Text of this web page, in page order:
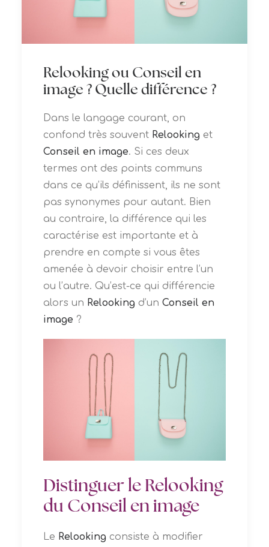
Relooking ou Conseil en
image ? Quelle différence ?
Dans le langage courant, on
confond très souvent Relooking et
Conseil en image. Si ces deux
termes ont des points communs
dans ce qu’ils définissent, ils ne sont
pas synonymes pour autant. Bien
au contraire, la différence qui les
caractérise est importante et à
prendre en compte si vous êtes
amenée à devoir choisir entre l’un
ou l’autre. Qu’est-ce qui différencie
alors un Relooking d’un Conseil en
image ?
Distinguer le Relooking
du Conseil en image
Le Relooking consiste à modifier